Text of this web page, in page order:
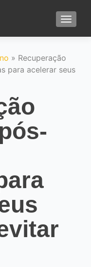
» Recuperação
para acelerar seus